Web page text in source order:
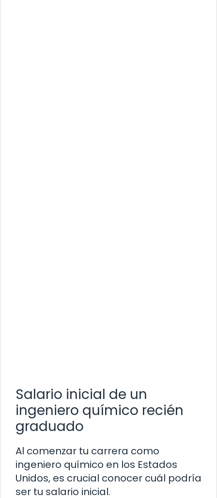
Salario inicial de un
ingeniero químico recién
graduado
Al comenzar tu carrera como
ingeniero químico en los Estados
Unidos, es crucial conocer cuál podría
ser tu salario inicial.